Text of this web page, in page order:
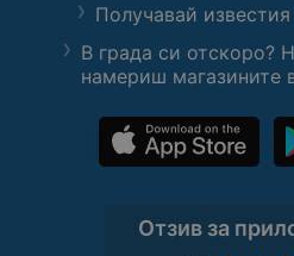
Получавай
В града си отскоро?
намериш магазините
Отзив за